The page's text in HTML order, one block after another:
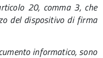
20, comma 3, che
del dispositivo di firma
informatico, sono